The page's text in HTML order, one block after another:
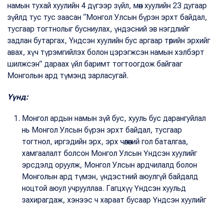
намын тухай хуулийн 4 дүгээр зүйл, мөн хуулийн 23 дугаар
зүйлд тус тус заасан “Монгол Улсын бүрэн эрхт байдал,
тусгаар тогтнолыг бусниулах, үндэсний эв нэгдлийг
задлан бутаргах, Yндсэн хуулийн бус аргаар төрийн эрхийг
авах, хүч түрэмгийлэх болон цэрэгжсэн намын хэлбэрт
шилжсэн” дараах үйл баримт тогтоогдож байгааг
Монголын ард түмэнд зарласугай.
Үүнд:
Монгол ардын намын зүй бус, хууль бус дарангуйлал
нь Монгол Улсын бүрэн эрхт байдал, тусгаар
тогтнол, иргэдийн эрх, эрх чөлөөний гол баталгаа,
хамгаалалт болсон Монгол Улсын Үндсэн хуулийг
эрсдэлд оруулж, Монгол Улсын ардчилалд болон
Монголын ард түмэн, үндэстний аюулгүй байдалд
ноцтой аюул учрууллаа. Гагцхүү Үндсэн хуульд
захирагдаж, хэнээс ч хараат бусаар Үндсэн хуулийг